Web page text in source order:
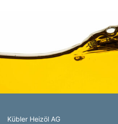
Kübler Heizöl AG